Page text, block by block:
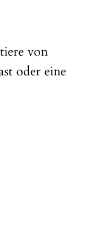
von
oder eine